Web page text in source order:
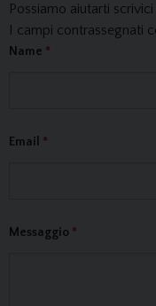
Possiamo aiutarti scrivici
I campi contrassegnati
Name *
Email *
Messaggio *